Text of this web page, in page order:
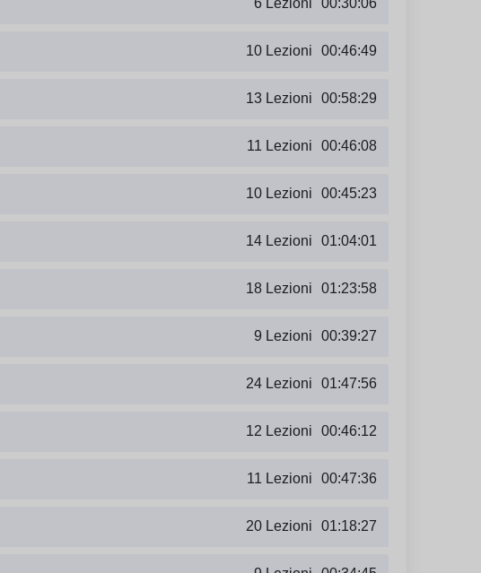
6 Lezioni 00:30:06
10 Lezioni 00:46:49
13 Lezioni 00:58:29
11 Lezioni 00:46:08
10 Lezioni 00:45:23
14 Lezioni 01:04:01
18 Lezioni 01:23:58
9 Lezioni 00:39:27
24 Lezioni 01:47:56
12 Lezioni 00:46:12
11 Lezioni 00:47:36
20 Lezioni 01:18:27